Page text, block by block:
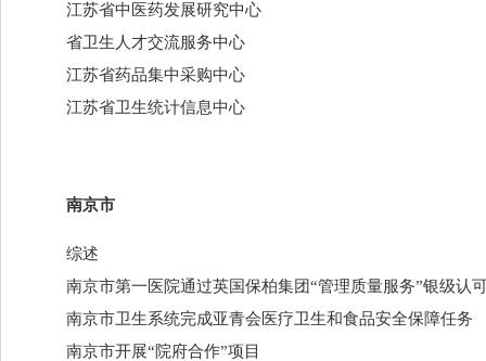
江苏省中医药发展研究中心
省卫生人才交流服务中心
江苏省药品集中采购中心
江苏省卫生统计信息中心
南京市
综述
南京市第一医院通过英国保柏集团“管理质量服务”银级认
南京市卫生系统完成亚青会医疗卫生和食品安全保障任务
南京市开展“院府合作”项目